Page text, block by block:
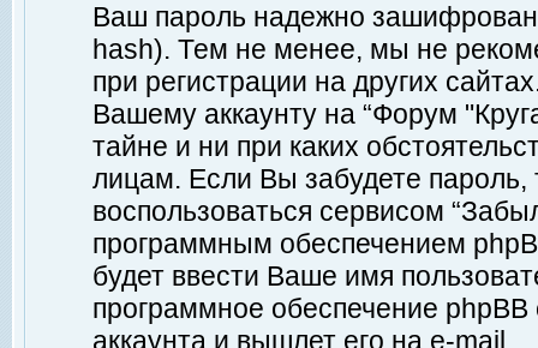
Ваш пароль надежно
hash). Тем не менее, мы не
при регистрации на других
Вашему аккаунту на “Форум
тайне и ни при каких
лицам. Если Вы забудете пароль,
воспользоваться сервисом
программным обеспечением
будет ввести Ваше имя
программное обеспечение
аккаунта и вышлет его на e-mail.